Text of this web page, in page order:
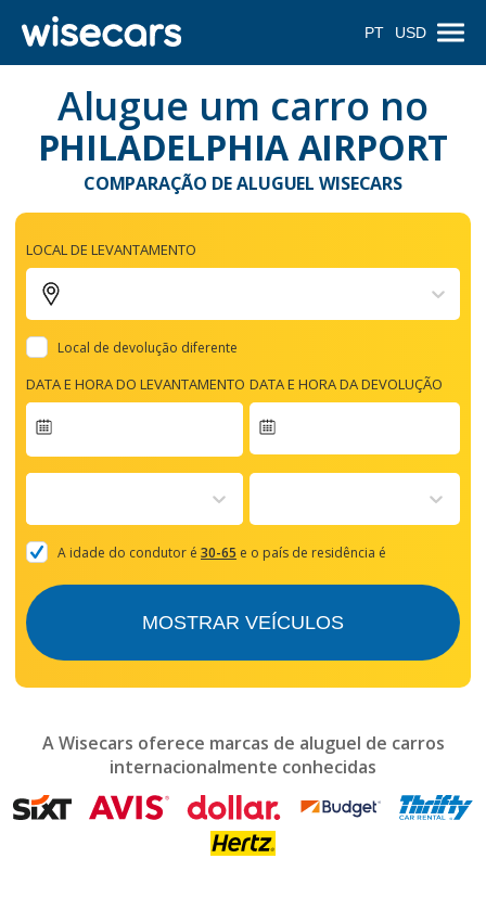
PT USD
Alugue um carro no
PHILADELPHIA AIRPORT
COMPARAÇÃO DE ALUGUEL WISECARS
LOCAL DE LEVANTAMENTO
Local de devolução diferente
DATA E HORA DO LEVANTAMENTO
forward
with
the
and
mark
get
the
DATA E HORA DA DEVOLUÇÃO
A idade do condutor é 30-65 e o país de residência é
MOSTRAR VEÍCULOS
A Wisecars oferece marcas de aluguel de carros
internacionalmente conhecidas